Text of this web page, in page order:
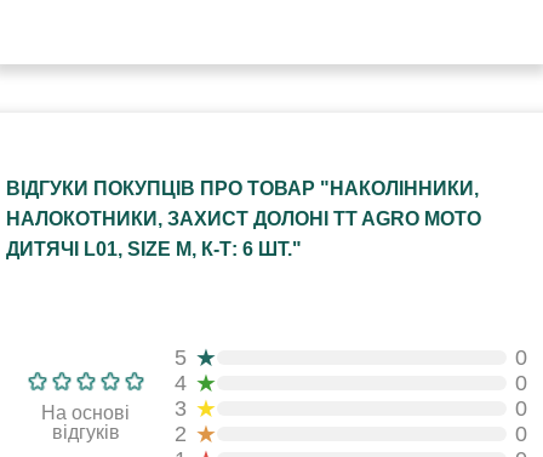
ВІДГУКИ ПОКУПЦІВ ПРО ТОВАР "НАКОЛІННИКИ,
НАЛОКОТНИКИ, ЗАХИСТ ДОЛОНІ TT AGRO MOTO
ДИТЯЧІ L01, SIZE M, К-Т: 6 ШТ."
На основі
відгуків
5 ★
0
4 ★
0
3 ★
0
2 ★
0